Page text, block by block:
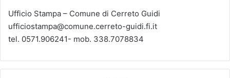
Ufficio Stampa – Comune di Cerreto Guidi
ufficiostampa@comune.cerreto-guidi.fi.it
tel. 0571.906241- mob. 338.7078834